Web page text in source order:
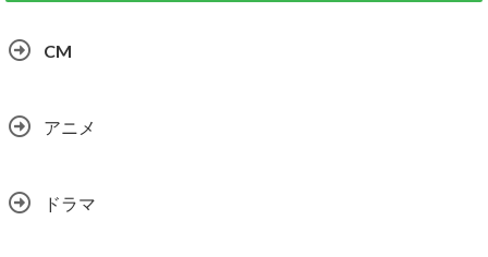
CM
アニメ
ドラマ